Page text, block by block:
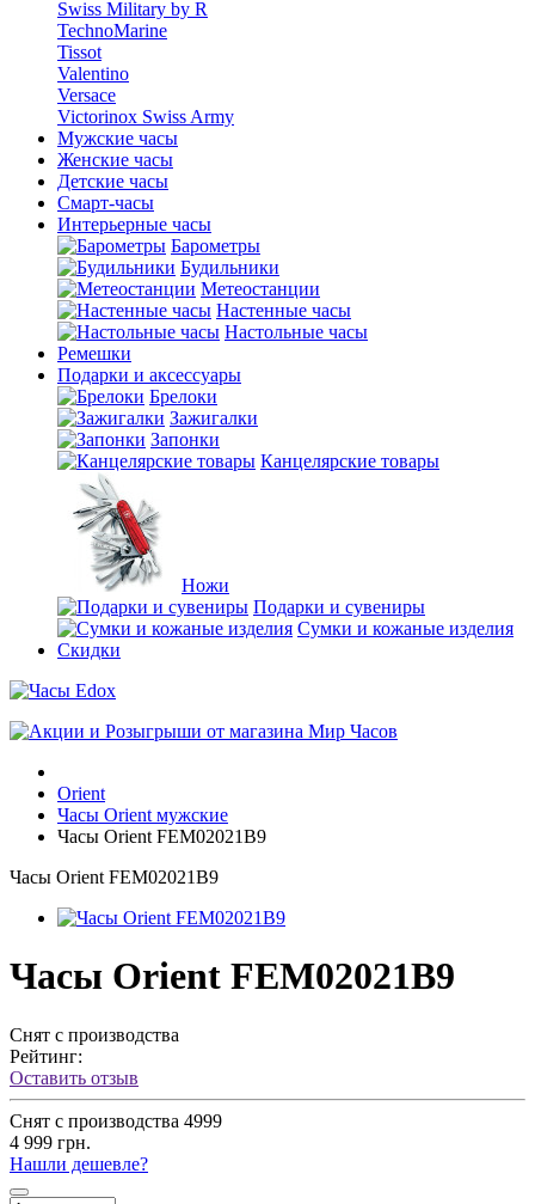
Swiss Military by R
TechnoMarine
Tissot
Valentino
Versace
Victorinox Swiss Army
Мужские часы
Женские часы
Детские часы
Смарт-часы
Интерьерные часы
Барометры
Будильники
Метеостанции
Настенные часы
Настольные часы
Ремешки
Подарки и аксессуары
Брелоки
Зажигалки
Запонки
Канцелярские товары
Ножи
Подарки и сувениры
Сумки и кожаные изделия
Скидки
Orient
Часы Orient мужские
Часы Orient FEM02021B9
Часы Orient FEM02021B9
Часы Orient FEM02021B9
Снят с производства
Рейтинг:
Оставить отзыв
Снят с производства 4999
4 999 грн.
Нашли дешевле?